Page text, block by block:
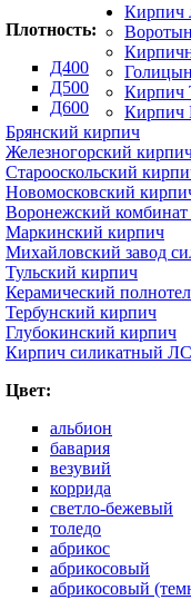
Плотность:
Д400
Д500
Д600
Кирпич
Кирпич
Кирпич
Брянский кирпич
Железногорский
Старооскольский
Новомосковский
Воронежский комбинат
Маркинский кирпич
Михайловский завод
Тульский кирпич
Керамический
Тербунский кирпич
Глубокинский кирпич
Кирпич силикатный
Цвет:
альбион
бавария
везувий
коррида
светло-бежевый
толедо
абрикос
абрикосовый
абрикосовый